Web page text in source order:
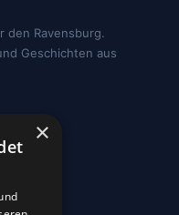
den Ravensburg.
Geschichten aus
×